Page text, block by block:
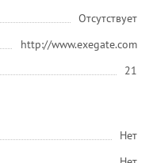
Отсутствует
http://www.exegate.com
21
Нет